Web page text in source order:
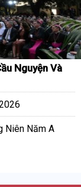
Nguyện Và
Niên Năm A